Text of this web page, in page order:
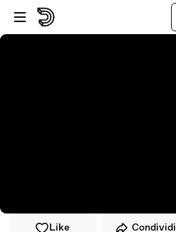
Vai al lettore
Passa al contenuto principale
Like Condividi